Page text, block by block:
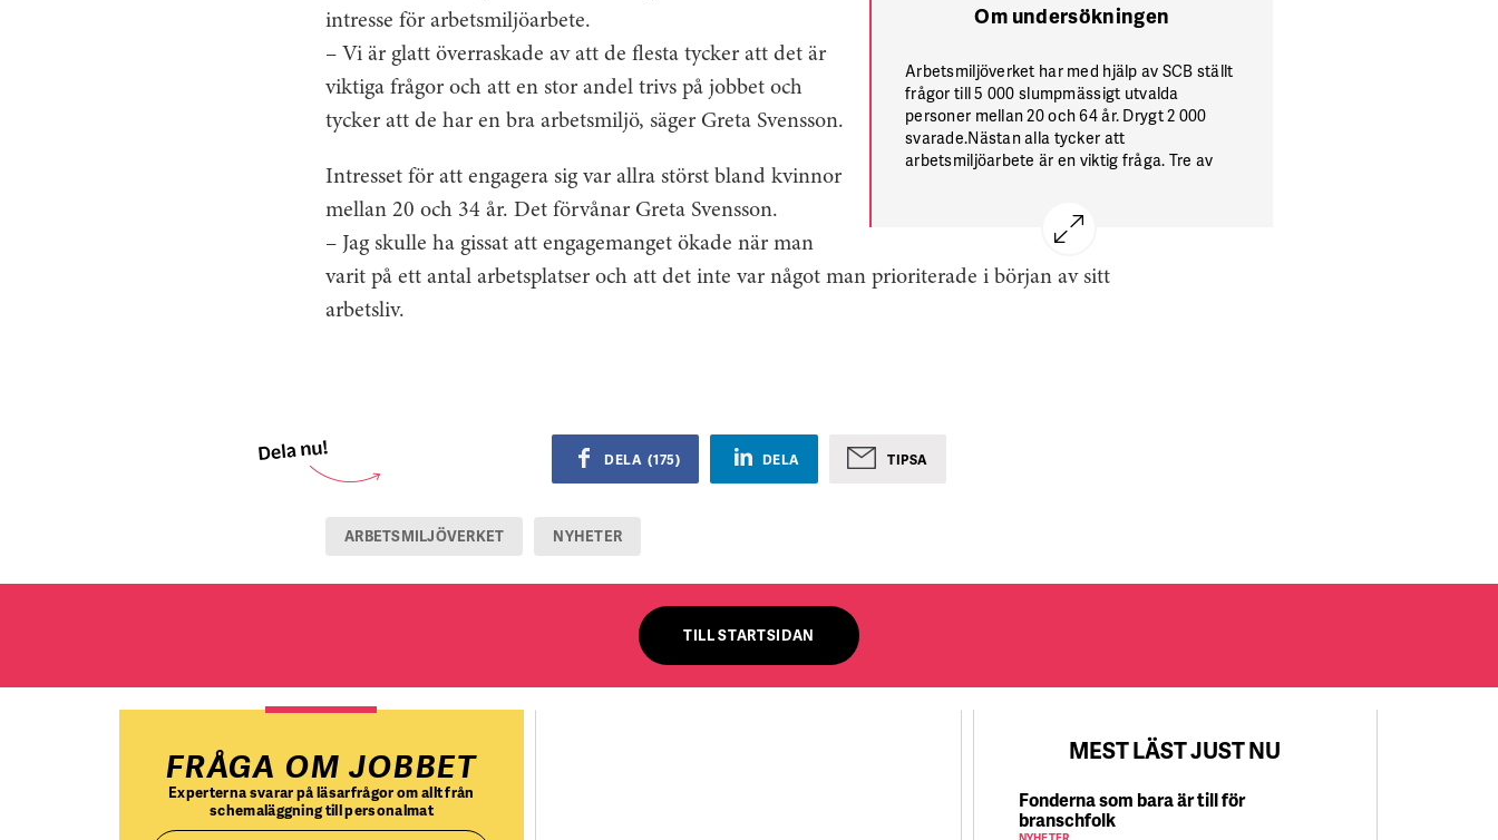
Om undersökningen
Arbetsmiljöverket har med hjälp av SCB ställt
frågor till 5 000 slumpmässigt utvalda
personer mellan 20 och 64 år. Drygt 2 000
svarade.Nästan alla tycker att
arbetsmiljöarbete är en viktig fråga. Tre av
engagera sig mer i arbetsmiljöarbetet.Få
kände till att det i snitt dör en person i veckan
i arbetsplatsolyckor i Sverige. Tre av fyra
trodde att det var färre.
intresse för arbetsmiljöarbete.
– Vi är glatt överraskade av att de flesta tycker att det är
viktiga frågor och att en stor andel trivs på jobbet och
tycker att de har en bra arbetsmiljö, säger Greta Svensson.
Intresset för att engagera sig var allra störst bland kvinnor
mellan 20 och 34 år. Det förvånar Greta Svensson.
– Jag skulle ha gissat att engagemanget ökade när man
varit på ett antal arbetsplatser och att det inte var något man prioriterade i början av sitt
arbetsliv.
DELA (175) DELA TIPSA
ARBETSMILJÖVERKET NYHETER
TILL STARTSIDAN
FRÅGA OM JOBBET
Experterna svarar på läsarfrågor om allt från
schemaläggning till personalmat
MEST LÄST JUST NU
Fonderna som bara är till för
branschfolk